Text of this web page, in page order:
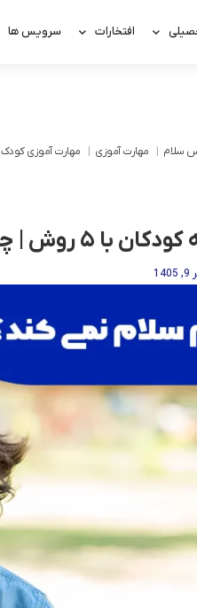
افتخارات سرویس ها
سلام مهارت آموزی مهارت آموزی کودک
سلام نمی کند؟